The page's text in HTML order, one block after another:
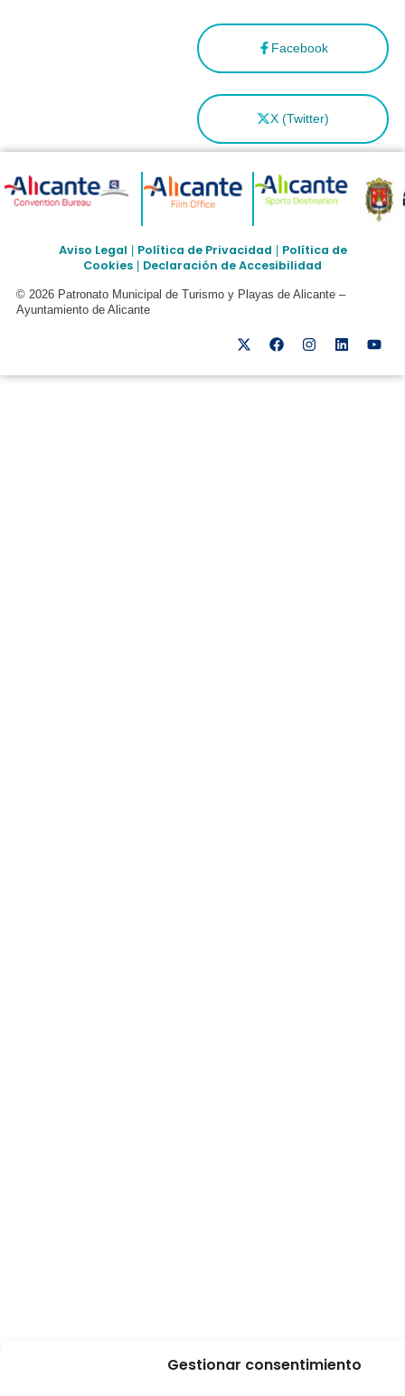
Gestionar consentimiento
Facebook
X (Twitter)
Aviso Legal Política de Privacidad
Política de
Cookies
Declaración de Accesibilidad
© 2026 Patronato Municipal de Turismo y Playas de Alicante –
Ayuntamiento de Alicante